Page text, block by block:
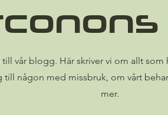
vår blogg. Här skriver vi om allt
till någon med missbruk, om vårt
mer.